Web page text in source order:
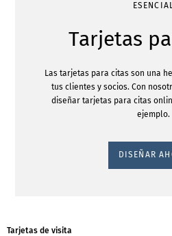
ESENCIAL
Tarjetas
Las tarjetas para citas son una
tus clientes y socios. Con
diseñar tarjetas para citas
ejemplo.
DISEÑAR
Tarjetas de visita